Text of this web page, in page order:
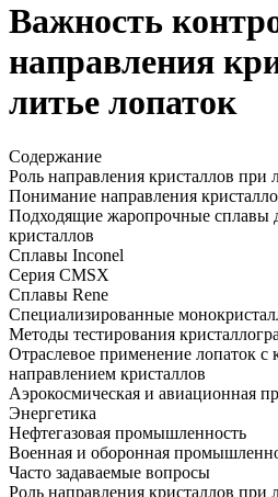
Важность
направления
литье лопаток
Содержание
Роль направления кристаллов при
Понимание направления
Подходящие жаропрочные сплавы
кристаллов
Сплавы Inconel
Серия CMSX
Сплавы Rene
Специализированные
Методы тестирования
Отраслевое применение лопаток
направлением кристаллов
Аэрокосмическая и авиационная
Энергетика
Нефтегазовая промышленность
Военная и оборонная
Часто задаваемые вопросы
Роль направления кристаллов при